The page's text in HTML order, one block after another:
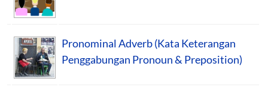
Pronominal Adverb (Kata Keterangan
Penggabungan Pronoun & Preposition)